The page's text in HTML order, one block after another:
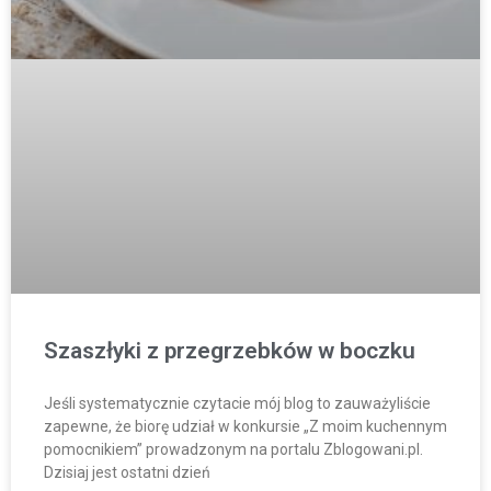
Szaszłyki z przegrzebków w boczku
Jeśli systematycznie czytacie mój blog to zauważyliście
zapewne, że biorę udział w konkursie „Z moim kuchennym
pomocnikiem” prowadzonym na portalu Zblogowani.pl.
Dzisiaj jest ostatni dzień